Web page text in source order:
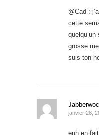
@Cad :
cette
grosse
suis ton
janvier 28,
euh en